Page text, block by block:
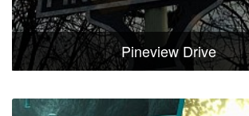
Pineview Drive